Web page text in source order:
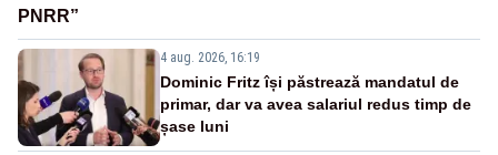
PNRR”
4 aug. 2026, 16:19
Dominic Fritz își păstrează mandatul de
primar, dar va avea salariul redus timp de
șase luni